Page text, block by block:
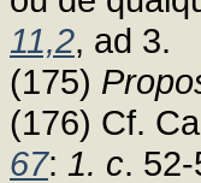
11,2, ad 3.
(175)
(176) Cf.
67: 1. c.